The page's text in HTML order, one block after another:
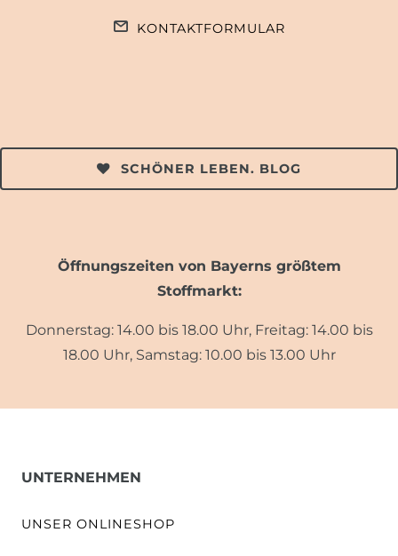
KONTAKTFORMULAR
SCHÖNER LEBEN. BLOG
Öffnungszeiten von Bayerns größtem
Stoffmarkt:
Donnerstag: 14.00 bis 18.00 Uhr, Freitag: 14.00 bis
18.00 Uhr, Samstag: 10.00 bis 13.00 Uhr
UNTERNEHMEN
UNSER ONLINESHOP